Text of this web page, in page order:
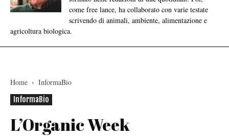
come free lance, ha collaborato con varie testate
scrivendo di animali, ambiente, alimentazione e
agricoltura biologica.
Home
InformaBio
InformaBio
L’Organic Week